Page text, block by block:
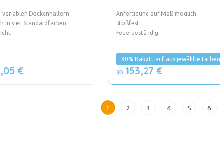
variablen Deckenhaltern
in vier Standardfarben
€
Anfertigung auf Maß möglich
Stoßfest
Feuerbeständig
30% Rabatt auf ausgewählte Farben
ab 153,27 €
1 2 3 4 5 6